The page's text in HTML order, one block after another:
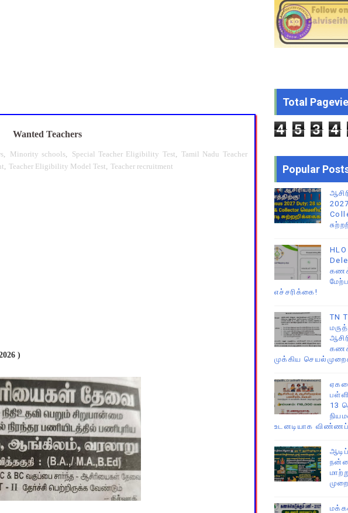
கணக்கெடுப்பு பணி செய்ய 3 முக்கிய புதிய கட்டுப்பாடுகள் – விழுப்புரம் CEO சுற்றறிக்கை!
மருத்துவ விடுப்பு எடுக்கும் ஆசிரியர்களுக்கு ஈட்டிய விடுப்பு கணக்கீடு – புதிய
Wanted Teachers
, Minority schools, Special Teacher Eligibility Test, Tamil Nadu Teacher
, Teacher Eligibility Model Test, Teacher recruitment
)
Total
4 5 3 4
Popular
எச்சரிக்கை!
TN
முக்கிய
13
உடனடியாக